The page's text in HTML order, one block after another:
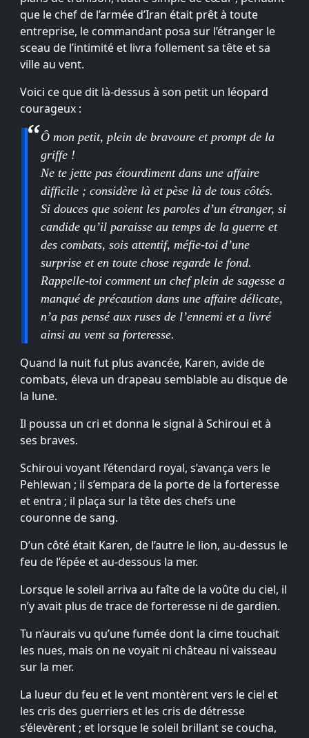
que le chef de l’armée d’Iran était prêt à toute
entreprise, le commandant posa sur l’étranger le
sceau de l’intimité et livra follement sa tête et sa
ville au vent.
Voici ce que dit là-dessus à son petit un léopard
courageux :
Ô mon petit, plein de bravoure et prompt de la
griffe !
Ne te jette pas étourdiment dans une affaire
difficile ; considère là et pèse là de tous côtés.
Si douces que soient les paroles d’un étranger, si
candide qu’il paraisse au temps de la guerre et
des combats, sois attentif, méfie-toi d’une
surprise et en toute chose regarde le fond.
Rappelle-toi comment un chef plein de sagesse a
manqué de précaution dans une affaire délicate,
n’a pas pensé aux ruses de l’ennemi et a livré
ainsi au vent sa forteresse.
Quand la nuit fut plus avancée, Karen, avide de
combats, éleva un drapeau semblable au disque de
la lune.
Il poussa un cri et donna le signal à Schiroui et à
ses braves.
Schiroui voyant l’étendard royal, s’avança vers le
Pehlewan ; il s’empara de la porte de la forteresse
et entra ; il plaça sur la tête des chefs une
couronne de sang.
D’un côté était Karen, de l’autre le lion, au-dessus le
feu de l’épée et au-dessous la mer.
Lorsque le soleil arriva au faîte de la voûte du ciel, il
n’y avait plus de trace de forteresse ni de gardien.
Tu n’aurais vu qu’une fumée dont la cime touchait
les nues, mais on ne voyait ni château ni vaisseau
sur la mer.
La lueur du feu et le vent montèrent vers le ciel et
les cris des guerriers et les cris de détresse
s’élevèrent ; et lorsque le soleil brillant se coucha,